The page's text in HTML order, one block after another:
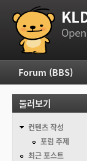
부 메뉴
주 메뉴
Forum (BBS)
둘러보기
컨텐츠 작성
포럼 주제
최근 포스트